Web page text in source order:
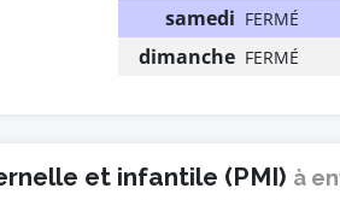
samedi FERMÉ
dimanche FERMÉ
et infantile (PMI) à